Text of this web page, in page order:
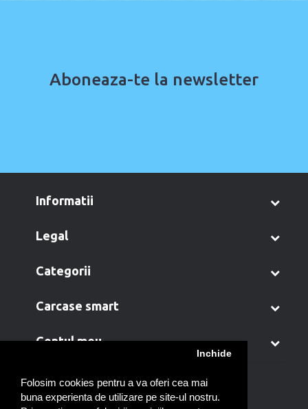
Folosim cookies pentru a va oferi cea mai
buna experienta de utilizare pe site-ul nostru.
Inchide
Aboneaza-te la newsletter
informatii
legal
categorii
carcase smart
contul meu